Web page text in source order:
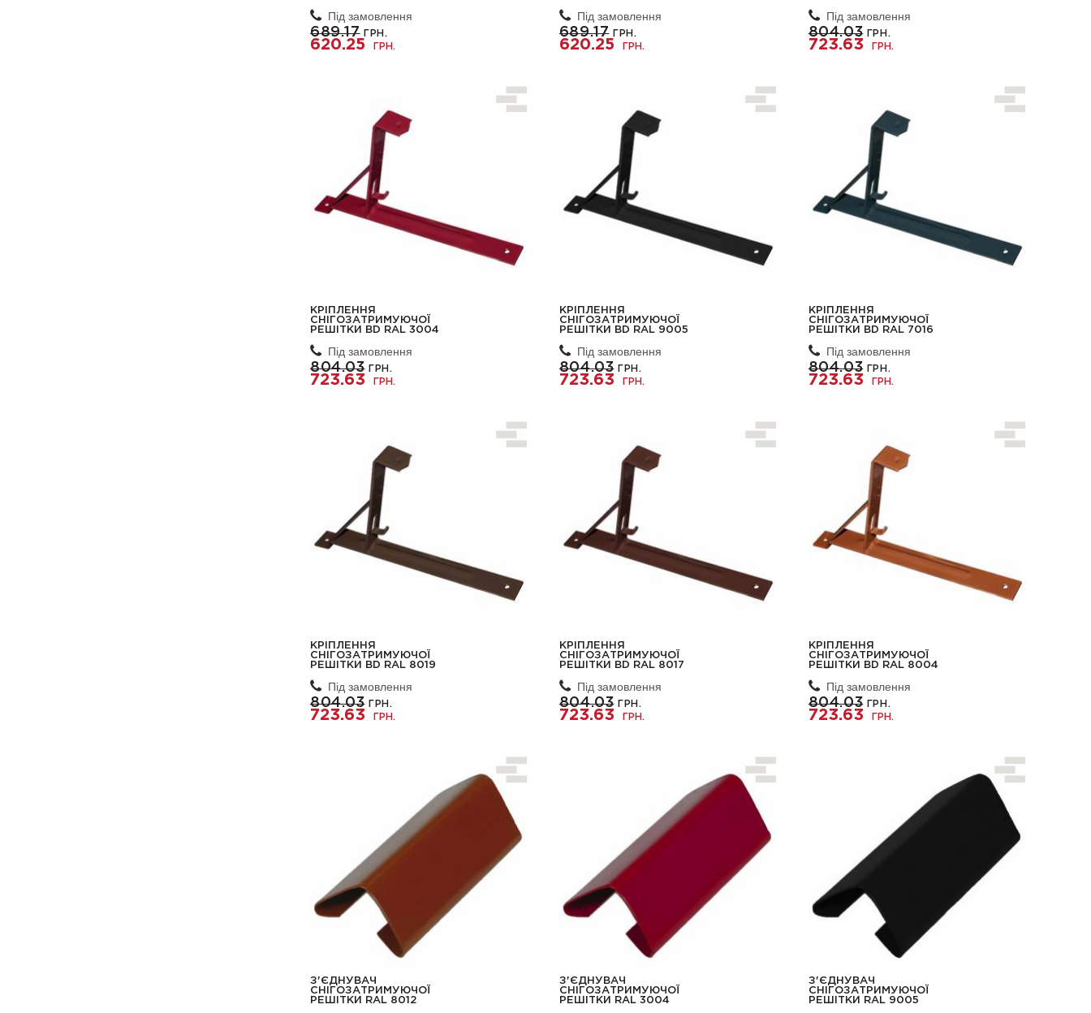
Під замовлення
689.17ГРН.
620.25 ГРН.
Під замовлення
689.17ГРН.
620.25 ГРН.
Під замовлення
804.03ГРН.
723.63 ГРН.
КРІПЛЕННЯ
СНІГОЗАТРИМУЮЧОЇ
РЕШІТКИ BD RAL 3004
Під замовлення
804.03ГРН.
723.63 ГРН.
КРІПЛЕННЯ
СНІГОЗАТРИМУЮЧОЇ
РЕШІТКИ BD RAL 9005
Під замовлення
804.03ГРН.
723.63 ГРН.
КРІПЛЕННЯ
СНІГОЗАТРИМУЮЧОЇ
РЕШІТКИ BD RAL 7016
Під замовлення
804.03ГРН.
723.63 ГРН.
КРІПЛЕННЯ
СНІГОЗАТРИМУЮЧОЇ
РЕШІТКИ BD RAL 8019
Під замовлення
804.03ГРН.
723.63 ГРН.
КРІПЛЕННЯ
СНІГОЗАТРИМУЮЧОЇ
РЕШІТКИ BD RAL 8017
Під замовлення
804.03ГРН.
723.63 ГРН.
КРІПЛЕННЯ
СНІГОЗАТРИМУЮЧОЇ
РЕШІТКИ BD RAL 8004
Під замовлення
804.03ГРН.
723.63 ГРН.
З'ЄДНУВАЧ
СНІГОЗАТРИМУЮЧОЇ
РЕШІТКИ RAL 8012
З'ЄДНУВАЧ
СНІГОЗАТРИМУЮЧОЇ
РЕШІТКИ RAL 3004
З'ЄДНУВАЧ
СНІГОЗАТРИМУЮЧОЇ
РЕШІТКИ RAL 9005